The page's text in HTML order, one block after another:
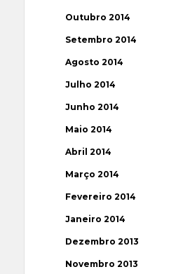
Outubro 2014
Setembro 2014
Agosto 2014
Julho 2014
Junho 2014
Maio 2014
Abril 2014
Março 2014
Fevereiro 2014
Janeiro 2014
Dezembro 2013
Novembro 2013